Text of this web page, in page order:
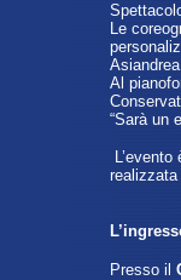
Le
Al
“Sarà un
Presso il